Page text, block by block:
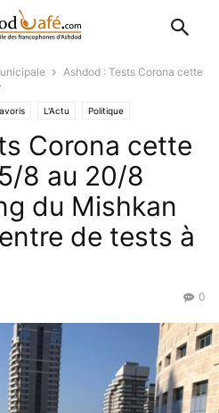
Ashdod : Tests Corona cette
L'Actu Politique
Corona cette
8 au 20/8
du Mishkan
de tests à
0